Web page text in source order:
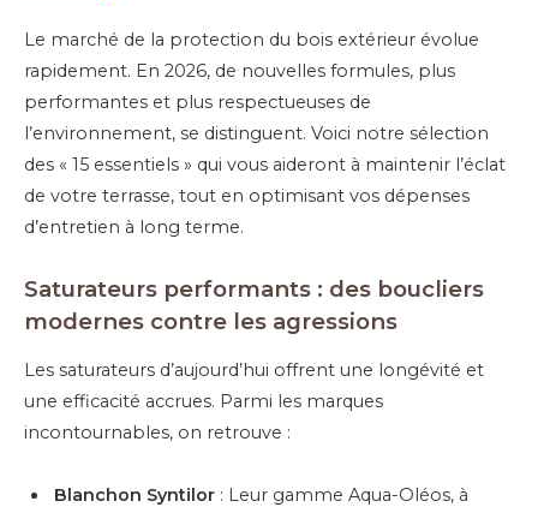
Le marché de la protection du bois extérieur évolue
rapidement. En 2026, de nouvelles formules, plus
performantes et plus respectueuses de
l’environnement, se distinguent. Voici notre sélection
des « 15 essentiels » qui vous aideront à maintenir l’éclat
de votre terrasse, tout en optimisant vos dépenses
d’entretien à long terme.
Saturateurs performants : des boucliers
modernes contre les agressions
Les saturateurs d’aujourd’hui offrent une longévité et
une efficacité accrues. Parmi les marques
incontournables, on retrouve :
Blanchon Syntilor : Leur gamme Aqua-Oléos, à